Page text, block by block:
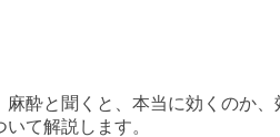
酔と聞くと、本当に効くのか
て解説します。